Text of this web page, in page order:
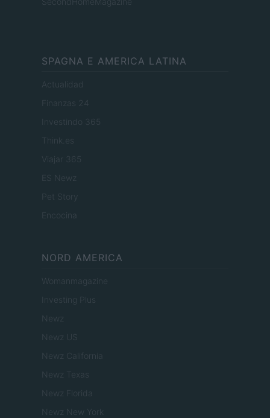
SPAGNA E AMERICA LATINA
Actualidad
Finanzas 24
Investindo 365
Think.es
Viajar 365
ES Newz
Pet Story
Encocina
NORD AMERICA
Womanmagazine
Investing Plus
Newz
Newz US
Newz California
Newz Texas
Newz Florida
Newz New York